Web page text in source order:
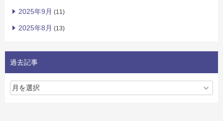
2025年9月 (11)
2025年8月 (13)
過去記事